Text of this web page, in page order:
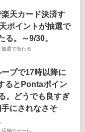
天カード決済す
ポイントが抽選で
る。～9/30。
抽選で当たる
ープで17時以降に
るとPontaポイン
。どうでも良すぎ
にされなさそ